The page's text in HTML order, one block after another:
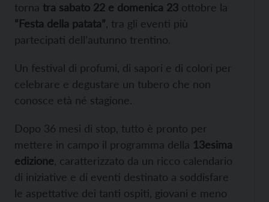
torna tra sabato 22 e domenica 23 ottobre la
“Festa della patata” , tra gli eventi più
partecipati dell’autunno trentino.
Un festival di profumi, di sapori e di colori per
celebrare e degustare un tubero che non
conosce età né stagione.
Dopo 36 mesi di stop, tutto è pronto per
mettere in campo il programma della 13esima
edizione , caratterizzato da un ricco calendario
di iniziative e di eventi destinato a soddisfare
le aspettative dei tanti ospiti, giovani e meno